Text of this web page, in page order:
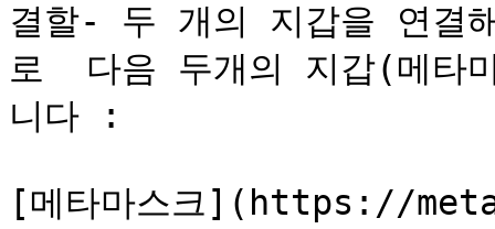
결할- 두 개의 지갑을 연결
로  다음 두개의 지갑(메타
니다 :
[메타마스크](https://